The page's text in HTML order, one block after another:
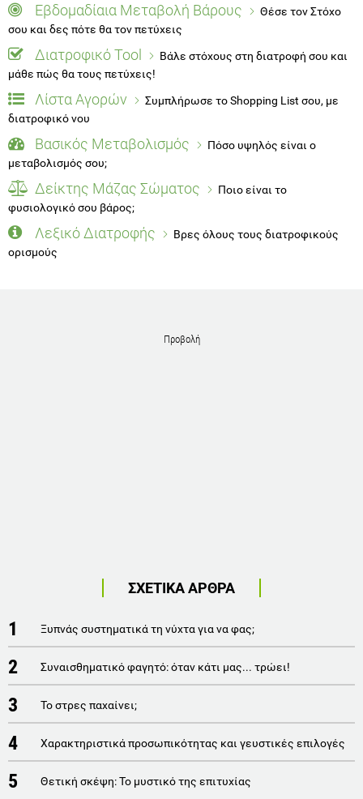
Εβδομαδίαια Μεταβολή Βάρους
Θέσε τον Στόχο
σου και δες πότε θα τον πετύχεις
Διατροφικό Tool
Βάλε στόχους στη διατροφή σου και
μάθε πώς θα τους πετύχεις!
Λίστα Αγορών
Συμπλήρωσε το Shopping List σου, με
διατροφικό νου
Βασικός Μεταβολισμός
Πόσο υψηλός είναι ο
μεταβολισμός σου;
Δείκτης Μάζας Σώματος
Ποιο είναι το
φυσιολογικό σου βάρος;
Λεξικό Διατροφής
Βρες όλους τους διατροφικούς
ορισμούς
Προβολή
ΣΧΕΤΙΚΑ ΑΡΘΡΑ
1 Ξυπνάς συστηματικά τη νύχτα για να φας;
2 Συναισθηματικό φαγητό: όταν κάτι μας... τρώει!
3 Το στρες παχαίνει;
4 Χαρακτηριστικά προσωπικότητας και γευστικές επιλογές
5 Θετική σκέψη: Το μυστικό της επιτυχίας